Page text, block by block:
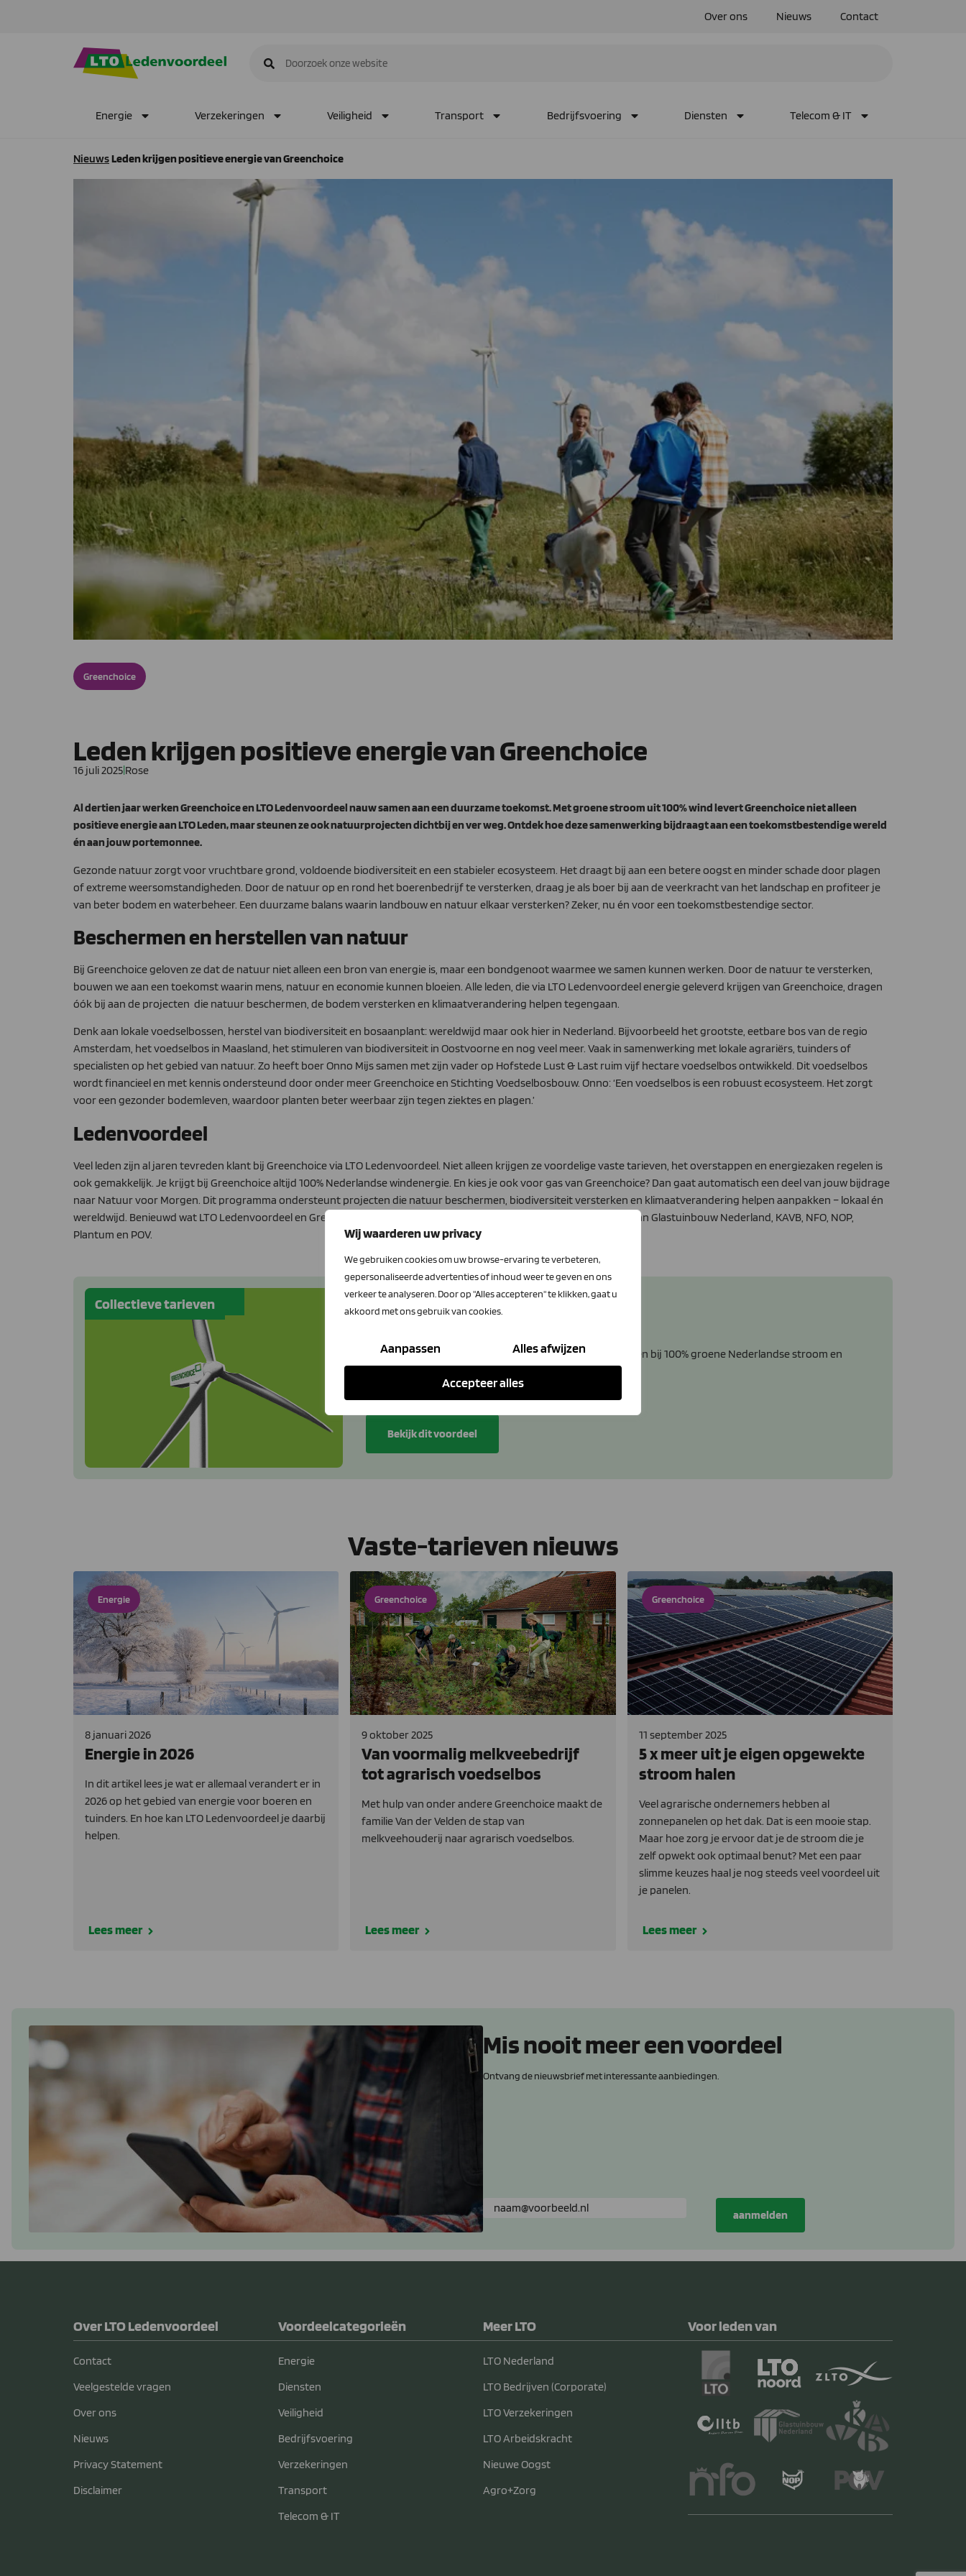
Wij waarderen uw privacy
We gebruiken cookies om uw browse-ervaring te verbeteren,
gepersonaliseerde advertenties of inhoud weer te geven en ons
verkeer te analyseren. Door op "Alles accepteren" te klikken, gaat u
akkoord met ons gebruik van cookies.
Aanpassen Alles afwijzen
Accepteer alles
Over ons Nieuws Contact
Energie Verzekeringen Veiligheid Transport Bedrijfsvoering Diensten Telecom & IT
NieuwsLeden krijgen positieve energie van Greenchoice
Greenchoice
Leden krijgen positieve energie van Greenchoice
16 juli 2025 Rose
Al dertien jaar werken Greenchoice en LTO Ledenvoordeel nauw samen aan een duurzame toekomst. Met groene stroom uit 100% wind levert Greenchoice niet alleen
positieve energie aan LTO Leden, maar steunen ze ook natuurprojecten dichtbij en ver weg. Ontdek hoe deze samenwerking bijdraagt aan een toekomstbestendige wereld
én aan jouw portemonnee.
Gezonde natuur zorgt voor vruchtbare grond, voldoende biodiversiteit en een stabieler ecosysteem. Het draagt bij aan een betere oogst en minder schade door plagen
of extreme weersomstandigheden. Door de natuur op en rond het boerenbedrijf te versterken, draag je als boer bij aan de veerkracht van het landschap en profiteer je
van beter bodem en waterbeheer. Een duurzame balans waarin landbouw en natuur elkaar versterken? Zeker, nu én voor een toekomstbestendige sector.
Beschermen en herstellen van natuur
Bij Greenchoice geloven ze dat de natuur niet alleen een bron van energie is, maar een bondgenoot waarmee we samen kunnen werken. Door de natuur te versterken,
bouwen we aan een toekomst waarin mens, natuur en economie kunnen bloeien. Alle leden, die via LTO Ledenvoordeel energie geleverd krijgen van Greenchoice, dragen
óók bij aan de projecten die natuur beschermen, de bodem versterken en klimaatverandering helpen tegengaan.
Denk aan lokale voedselbossen, herstel van biodiversiteit en bosaanplant: wereldwijd maar ook hier in Nederland. Bijvoorbeeld het grootste, eetbare bos van de regio
Amsterdam, het voedselbos in Maasland, het stimuleren van biodiversiteit in Oostvoorne en nog veel meer. Vaak in samenwerking met lokale agrariërs, tuinders of
specialisten op het gebied van natuur. Zo heeft boer Onno Mijs samen met zijn vader op Hofstede Lust & Last ruim vijf hectare voedselbos ontwikkeld. Dit voedselbos
wordt financieel en met kennis ondersteund door onder meer Greenchoice en Stichting Voedselbosbouw. Onno: ‘Een voedselbos is een robuust ecosysteem. Het zorgt
voor een gezonder bodemleven, waardoor planten beter weerbaar zijn tegen ziektes en plagen.’
Ledenvoordeel
Veel leden zijn al jaren tevreden klant bij Greenchoice via LTO Ledenvoordeel. Niet alleen krijgen ze voordelige vaste tarieven, het overstappen en energiezaken regelen is
ook gemakkelijk. Je krijgt bij Greenchoice altijd 100% Nederlandse windenergie. En kies je ook voor gas van Greenchoice? Dan gaat automatisch een deel van jouw bijdrage
naar Natuur voor Morgen. Dit programma ondersteunt projecten die natuur beschermen, biodiversiteit versterken en klimaatverandering helpen aanpakken – lokaal én
wereldwijd. Benieuwd wat LTO Ledenvoordeel en Greenchoice voor jouw bedrijf kunnen betekenen? Ook voor leden van Glastuinbouw Nederland, KAVB, NFO, NOP,
Plantum en POV.
Collectieve tarieven
Greenchoice
Ontvang voordelige vaste tarieven en goede voorwaarden bij 100% groene Nederlandse stroom en
Bekijk dit voordeel
Vaste-tarieven nieuws
Energie
8 januari 2026
Energie in 2026
In dit artikel lees je wat er allemaal verandert er in
2026 op het gebied van energie voor boeren en
tuinders. En hoe kan LTO Ledenvoordeel je daarbij
helpen.
Lees meer
Greenchoice
9 oktober 2025
Van voormalig melkveebedrijf
tot agrarisch voedselbos
Met hulp van onder andere Greenchoice maakt de
familie Van der Velden de stap van
melkveehouderij naar agrarisch voedselbos.
Lees meer
Greenchoice
11 september 2025
5 x meer uit je eigen opgewekte
stroom halen
Veel agrarische ondernemers hebben al
zonnepanelen op het dak. Dat is een mooie stap.
Maar hoe zorg je ervoor dat je de stroom die je
zelf opwekt ook optimaal benut? Met een paar
slimme keuzes haal je nog steeds veel voordeel uit
je panelen.
Lees meer
Mis nooit meer een voordeel
Ontvang de nieuwsbrief met interessante aanbiedingen.
Over LTO Ledenvoordeel
Contact
Veelgestelde vragen
Over ons
Nieuws
Privacy Statement
Disclaimer
Voordeelcategorieën
Energie
Diensten
Veiligheid
Bedrijfsvoering
Verzekeringen
Transport
Telecom & IT
Meer LTO
LTO Nederland
LTO Bedrijven (Corporate)
LTO Verzekeringen
LTO Arbeidskracht
Nieuwe Oogst
Agro+Zorg
Voor leden van